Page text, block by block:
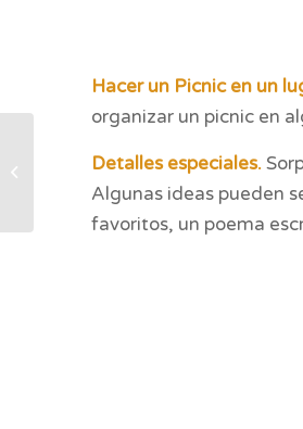
Hacer un Picnic en un
organizar un picnic en
Detalles especiales.
Algunas ideas pueden
favoritos, un poema
CÓMO ORGANIZAR
UN VIAJE CON NIÑOS